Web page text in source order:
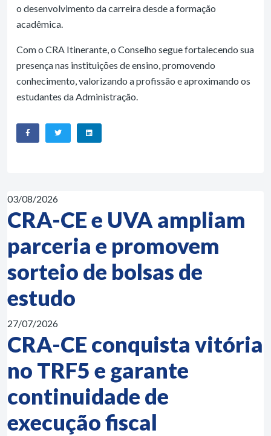
o desenvolvimento da carreira desde a formação
acadêmica.
Com o CRA Itinerante, o Conselho segue fortalecendo sua
presença nas instituições de ensino, promovendo
conhecimento, valorizando a profissão e aproximando os
estudantes da Administração.
03/08/2026
CRA-CE e UVA ampliam
parceria e promovem
sorteio de bolsas de
estudo
27/07/2026
CRA-CE conquista vitória
no TRF5 e garante
continuidade de
execução fiscal